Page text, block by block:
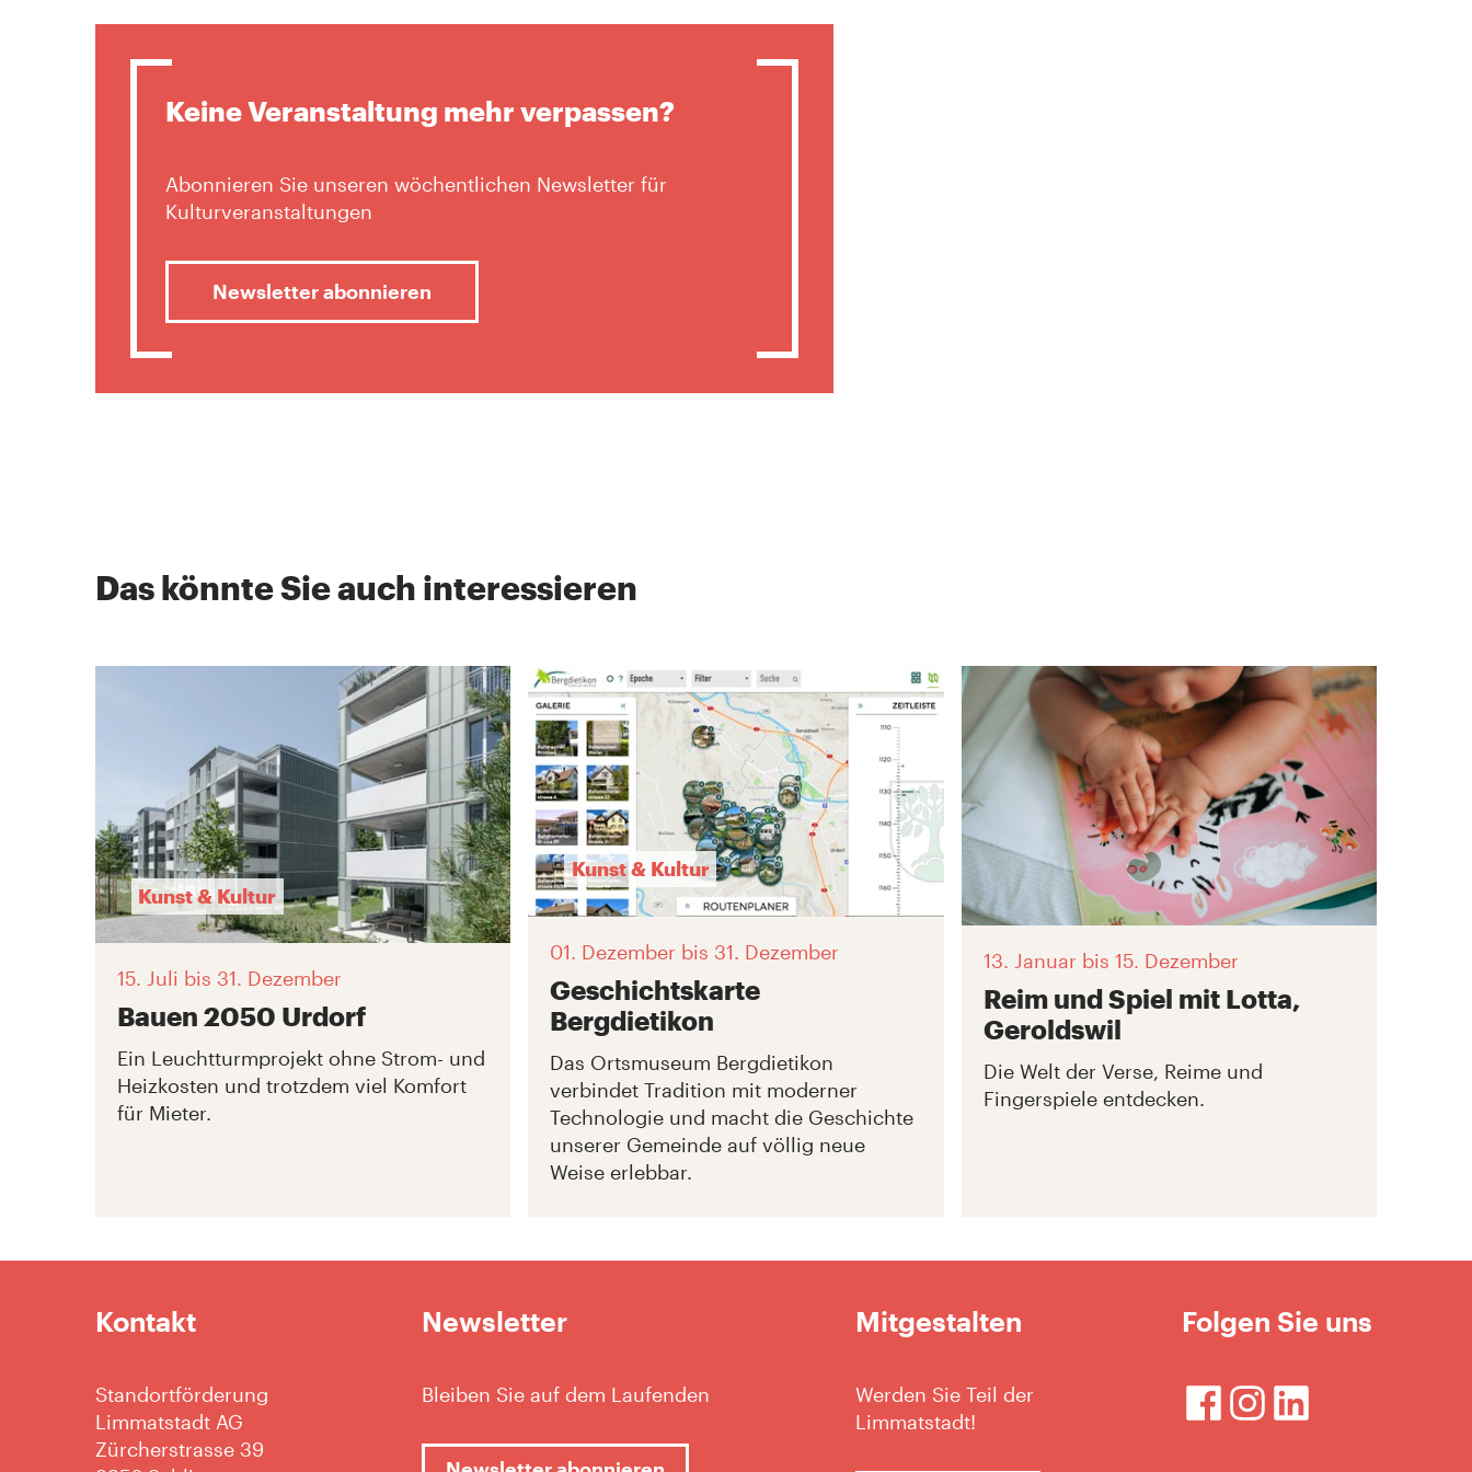
Keine Veranstaltung mehr verpassen?
Abonnieren Sie unseren wöchentlichen Newsletter für
Kulturveranstaltungen
Newsletter abonnieren
Das könnte Sie auch interessieren
Kunst & Kultur
15. Juli bis 31. Dezember
Bauen 2050 Urdorf
Ein Leuchtturmprojekt ohne Strom- und
Heizkosten und trotzdem viel Komfort
für Mieter.
Kunst & Kultur
01. Dezember bis 31. Dezember
Geschichtskarte
Bergdietikon
Das Ortsmuseum Bergdietikon
verbindet Tradition mit moderner
Technologie und macht die Geschichte
unserer Gemeinde auf völlig neue
Weise erlebbar.
13. Januar bis 15. Dezember
Reim und Spiel mit Lotta,
Geroldswil
Die Welt der Verse, Reime und
Fingerspiele entdecken.
Kontakt
Standortförderung
Limmatstadt AG
Zürcherstrasse 39
Newsletter
Bleiben Sie auf dem Laufenden
Mitgestalten
Werden Sie Teil der
Limmatstadt!
Folgen Sie uns